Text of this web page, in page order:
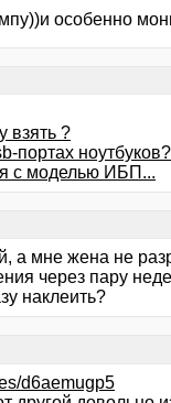
особенно
взять ?
портах ноутбуков?
с моделью ИБП...
а мне жена не
через пару
наклеить?
d6aemugp5